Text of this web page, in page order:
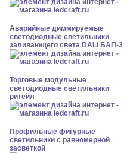
Аварийные диммируемые
светодиодные светильники
заливающего света DALI БАП-3
Торговые модульные
светодиодные светильники
ритейл
Профильные фигурные
светильники с равномерной
засветкой